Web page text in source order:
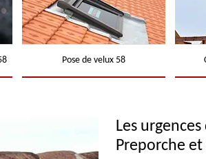
Pose de velux 58
Les
Preporche